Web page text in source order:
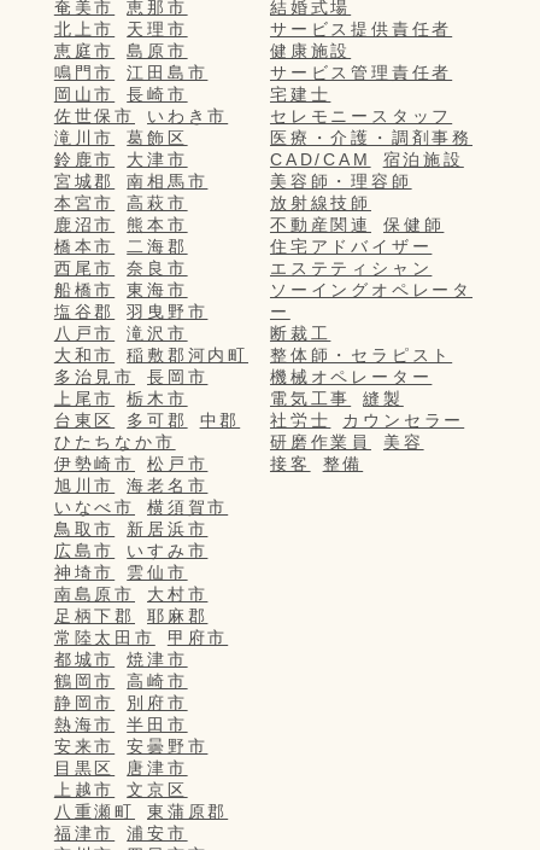
奄美市
恵那市
北上市
天理市
恵庭市
島原市
鳴門市
江田島市
岡山市
長崎市
佐世保市
いわき市
滝川市
葛飾区
鈴鹿市
大津市
宮城郡
南相馬市
本宮市
高萩市
鹿沼市
熊本市
橋本市
二海郡
西尾市
奈良市
船橋市
東海市
塩谷郡
羽曳野市
八戸市
滝沢市
大和市
稲敷郡河内町
多治見市
長岡市
上尾市
栃木市
台東区
多可郡
中郡
ひたちなか市
伊勢崎市
松戸市
旭川市
海老名市
いなべ市
横須賀市
鳥取市
新居浜市
広島市
いすみ市
神埼市
雲仙市
南島原市
大村市
足柄下郡
耶麻郡
常陸太田市
甲府市
都城市
焼津市
鶴岡市
高崎市
静岡市
別府市
熱海市
半田市
安来市
安曇野市
目黒区
唐津市
上越市
文京区
八重瀬町
東蒲原郡
福津市
浦安市
結婚式場
サービス提供責任者
健康施設
サービス管理責任者
宅建士
セレモニースタッフ
医療・介護・調剤事務
CAD/CAM
宿泊施設
美容師・理容師
放射線技師
不動産関連
保健師
住宅アドバイザー
エステティシャン
ソーイングオペレータ
ー
断裁工
整体師・セラピスト
機械オペレーター
電気工事
縫製
社労士
カウンセラー
研磨作業員
美容
接客
整備